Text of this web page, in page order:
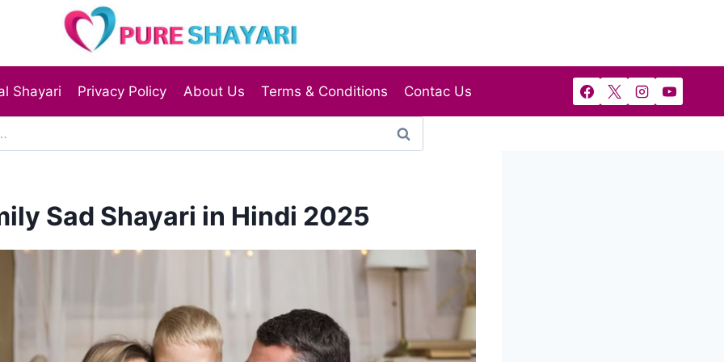
Shayari Privacy Policy About Us Terms & Conditions Contac Us
Sad Shayari in Hindi 2025